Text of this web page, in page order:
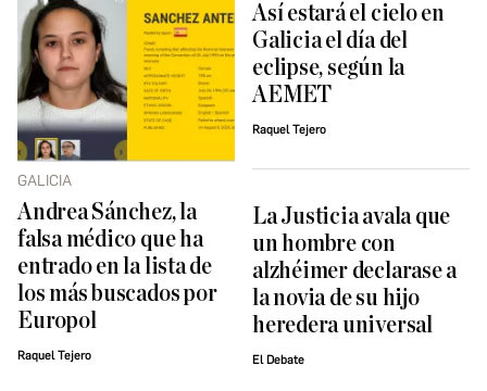
GALICIA
Andrea Sánchez, la
falsa médico que ha
entrado en la lista de
los más buscados por
Europol
Raquel Tejero
Así estará el cielo en
Galicia el día del
eclipse, según la
AEMET
Raquel Tejero
La Justicia avala que
un hombre con
alzhéimer declarase a
la novia de su hijo
heredera universal
El Debate